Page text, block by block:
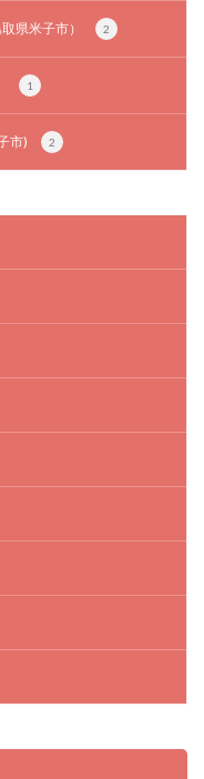
県米子市） 2
1
市) 2